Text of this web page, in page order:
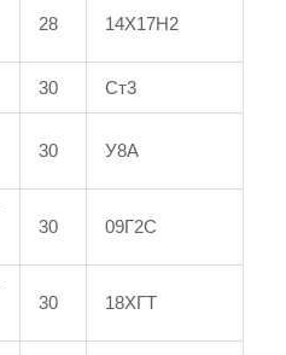
28 14Х17Н2
30 Ст3
30 У8А
30 09Г2С
30 18ХГТ